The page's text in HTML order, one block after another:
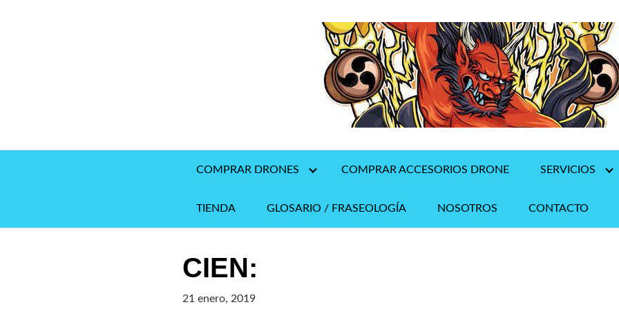
COMPRAR DRONES COMPRAR ACCESORIOS DRONE SERVICIOS
TIENDA GLOSARIO / FRASEOLOGÍA NOSOTROS CONTACTO
CIEN:
21 enero, 2019